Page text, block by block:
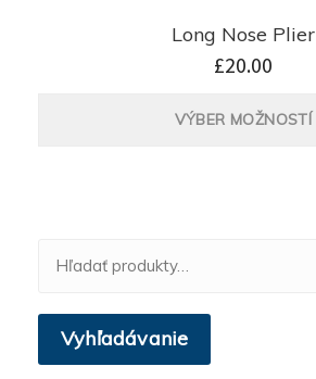
Long Nose Plier
£20.00
VÝBER MOŽNOSTÍ
Vyhľadávanie